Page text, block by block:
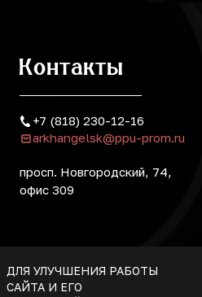
Контакты
+7 (818) 230-12-16
arkhangelsk@ppu-prom.ru
просп. Новгородский, 74,
офис 309
АЛЕКСАНДРОВИЧ, 2026.
БЕЗ
ДЛЯ УЛУЧШЕНИЯ РАБОТЫ
САЙТА И ЕГО